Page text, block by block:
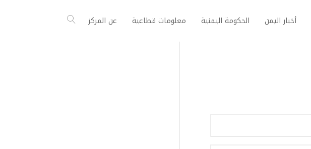
أخبار اليمن الحكومة اليمنية معلومات قطاعية عن المركز